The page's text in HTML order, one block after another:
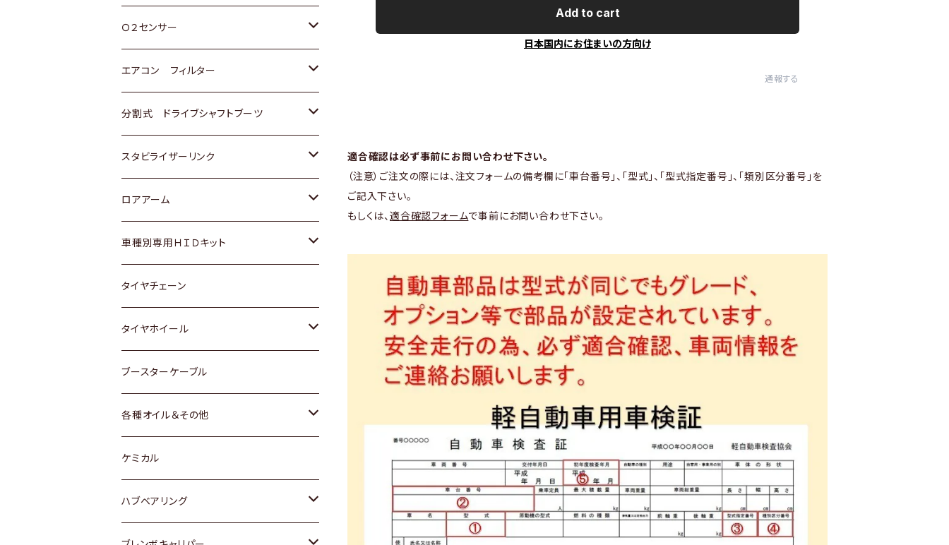
Add to cart
日本国内にお住まいの方向け
通報する
適合確認は必ず事前にお問い合わせ下さい。
（注意）ご注文の際には、注文フォームの備考欄に「車台番号」、「型式」、「型式指定番号」、「類別区分番号」を
ご記入下さい。
もしくは、 適合確認フォームで事前にお問い合わせ下さい。
スバル
三菱
スバル
ダイハツ
マツダ
三菱
スバル
ダイハツ
三菱
スバル
ホンダ
スズキ
日産
いすゞ
ダイハツ
マツダ
三菱
スバル
レクサス
Ｏ２センサー
トヨタ
ホンダ
スズキ
日産
ダイハツ
マツダ
三菱
スバル
エアコン フィルター
トヨタ
ホンダ
スズキ
日産
いすゞ
ダイハツ
マツダ
三菱
スバル
分割式 ドライブシャフトブーツ
トヨタ
ホンダ
スズキ
日産
ダイハツ
スバル
スタビライザーリンク
トヨタ
ホンダ
スズキ
日産
ダイハツ
マツダ
ロアアーム
ホンダ
スズキ
日産
ダイハツ
マツダ
スバル
車種別専用ＨＩＤキット
トヨタ
マツダ
タイヤチェーン
タイヤホイール
トヨタ
ホンダ
スズキ
日産
ブースターケーブル
各種オイル＆その他
ディーデル洗浄添加剤
ケミカル
ハブベアリング